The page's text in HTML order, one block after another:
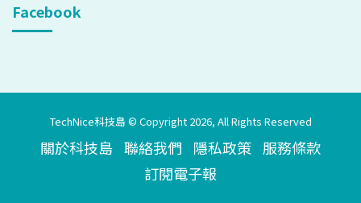
Facebook
TechNice科技島 © Copyright 2026, All Rights Reserved
關於科技島 聯絡我們 隱私政策 服務條款
訂閱電子報